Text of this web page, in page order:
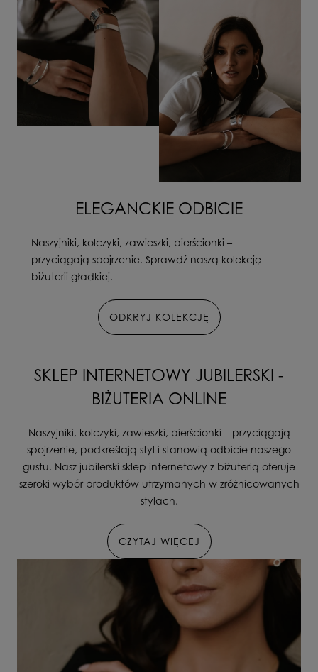
ELEGANCKIE ODBICIE
Naszyjniki, kolczyki, zawieszki, pierścionki –
przyciągają spojrzenie. Sprawdź naszą kolekcję
biżuterii gładkiej.
ODKRYJ KOLEKCJĘ
SKLEP INTERNETOWY JUBILERSKI -
BIŻUTERIA ONLINE
Naszyjniki, kolczyki, zawieszki, pierścionki – przyciągają
spojrzenie, podkreślają styl i stanowią odbicie naszego
gustu. Nasz jubilerski sklep internetowy z biżuterią oferuje
szeroki wybór produktów utrzymanych w zróżnicowanych
stylach.
CZYTAJ WIĘCEJ